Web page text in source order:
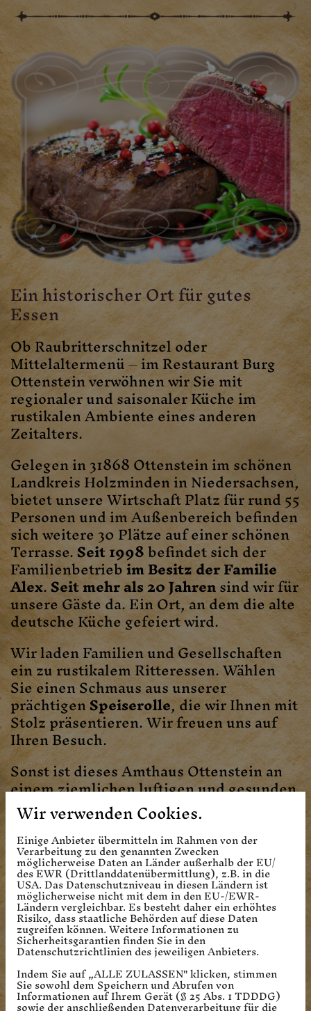
Ein historischer Ort für gutes
Essen
Ob Raubritterschnitzel oder
Mittelaltermenü – im Restaurant Burg
Ottenstein verwöhnen wir Sie mit
regionaler und saisonaler Küche im
rustikalen Ambiente eines anderen
Zeitalters.
Gelegen in 31868 Ottenstein im schönen
Landkreis Holzminden in Niedersachsen,
bietet unsere Wirtschaft Platz für rund 55
Personen und im Außenbereich befinden
sich weitere 30 Plätze auf einer schönen
Terrasse.Seit 1998befindet sich der
Familienbetriebim Besitz der Familie
Alex.Seit mehr als 20 Jahrensind wir für
unsere Gäste da. Ein Ort, an dem die alte
deutsche Küche gefeiert wird.
Wir laden Familien und Gesellschaften
ein zu rustikalem Ritteressen. Wählen
Sie einen Schmaus aus unserer
prächtigenSpeiserolle, die wir Ihnen mit
Stolz präsentieren. Wir freuen uns auf
Ihren Besuch.
Sonst ist dieses Amthaus Ottenstein an
einem ziemlichen luftigen und gesunden
Ort gelegen, sodass Ihr außer gefüllten
Bäuchen und Blasen nichts zu befürchten
habt.
Tretet ein ins Restaurant
Wir verwenden Cookies.
Einige Anbieter übermitteln im Rahmen von der
Verarbeitung zu den genannten Zwecken
möglicherweise Daten an Länder außerhalb der EU/
des EWR (Drittlanddatenübermittlung), z.B. in die
USA. Das Datenschutzniveau in diesen Ländern ist
möglicherweise nicht mit dem in den EU-/EWR-
Ländern vergleichbar. Es besteht daher ein erhöhtes
Risiko, dass staatliche Behörden auf diese Daten
zugreifen können. Weitere Informationen zu
Sicherheitsgarantien finden Sie in den
Datenschutzrichtlinien des jeweiligen Anbieters.
Indem Sie auf „ALLE ZULASSEN" klicken, stimmen
Sie sowohl dem Speichern und Abrufen von
Informationen auf Ihrem Gerät (§ 25 Abs. 1 TDDDG)